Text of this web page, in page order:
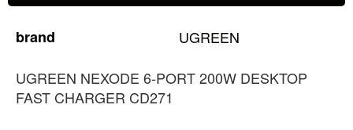
brand
UGREEN
UGREEN NEXODE 6-PORT 200W DESKTOP
FAST CHARGER CD271